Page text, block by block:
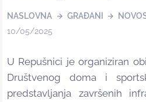
NASLOVNA GRAĐANI
10/05/2025
U Repušnici je organiziran
Društvenog doma i
predstavljanja završenih